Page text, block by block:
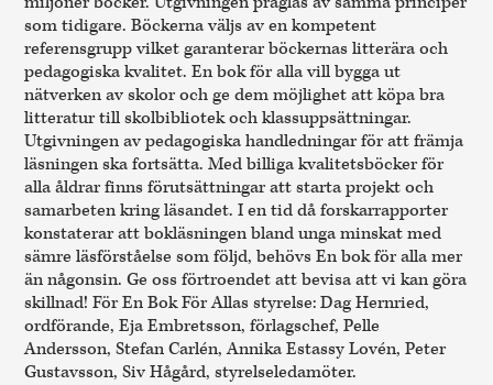
som tidigare. Böckerna väljs av en kompetent
referensgrupp vilket garanterar böckernas litterära och
pedagogiska kvalitet. En bok för alla vill bygga ut
nätverken av skolor och ge dem möjlighet att köpa bra
litteratur till skolbibliotek och klassuppsättningar.
Utgivningen av pedagogiska handledningar för att främja
läsningen ska fortsätta. Med billiga kvalitetsböcker för
alla åldrar finns förutsättningar att starta projekt och
samarbeten kring läsandet. I en tid då forskarrapporter
konstaterar att bokläsningen bland unga minskat med
sämre läsförståelse som följd, behövs En bok för alla mer
än någonsin. Ge oss förtroendet att bevisa att vi kan göra
skillnad! För En Bok För Allas styrelse: Dag Hernried,
ordförande, Eja Embretsson, förlagschef, Pelle
Andersson, Stefan Carlén, Annika Estassy Lovén, Peter
Gustavsson, Siv Hågård, styrelseledamöter.